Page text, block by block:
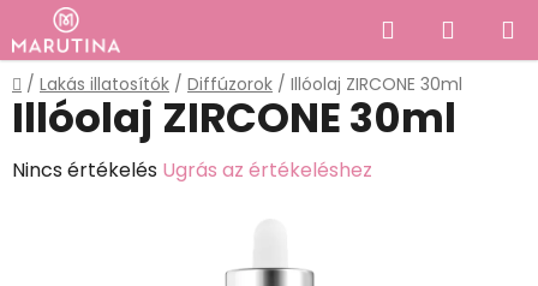
Ugrás
fő
tartalomhoz
KeresésKOSÁR
Kezdőlap
/ Lakás illatosítók / Diffúzorok / Illóolaj ZIRCONE 30ml
Illóolaj ZIRCONE 30ml
A
Nincs értékelés Ugrás az értékeléshez